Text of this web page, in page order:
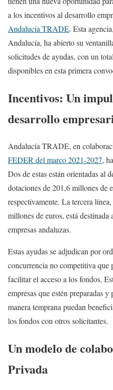
a los incentivos al desarrollo
Andalucía TRADE. Esta
Andalucía, ha abierto su
solicitudes de ayudas, con un
disponibles en esta primera
Incentivos: Un
desarrollo
Andalucía TRADE, en
FEDER del marco 2021-2027,
Dos de estas están orientadas al
dotaciones de 201,6 millones de
respectivamente. La tercera
millones de euros, está
empresas andaluzas.
Estas ayudas se adjudican por
concurrencia no competitiva que
facilitar el acceso a los fondos.
empresas que estén preparadas
manera temprana puedan
los fondos con otros solicitantes.
Un modelo de
Privada